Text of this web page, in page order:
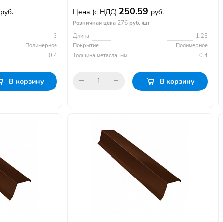
руб.
3
Полимерное
0.4
В корзину
Цена (с НДС) 250.59 руб.
Розничная цена 276 руб. /шт
Длина
1.25
Покрытие
Полимерное
Толщина металла, мм
0.4
В корзину